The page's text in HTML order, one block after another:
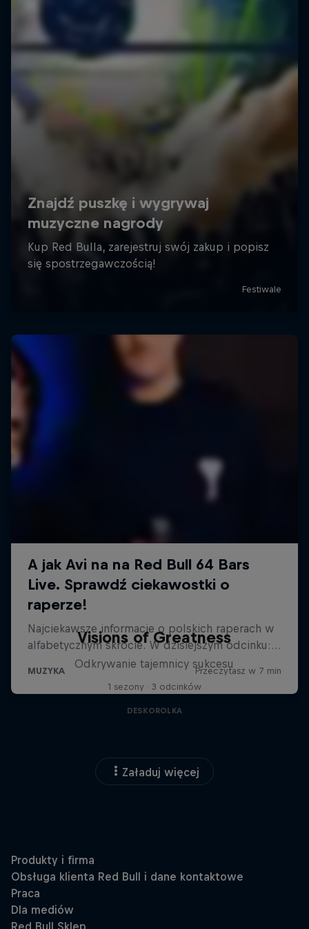
Visions of Greatness
Odkrywanie tajemnicy sukcesu
1 sezony · 3 odcinków
DESKOROLKA
Załaduj więcej